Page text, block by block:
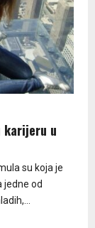
karijeru u
su koja je
jedne od